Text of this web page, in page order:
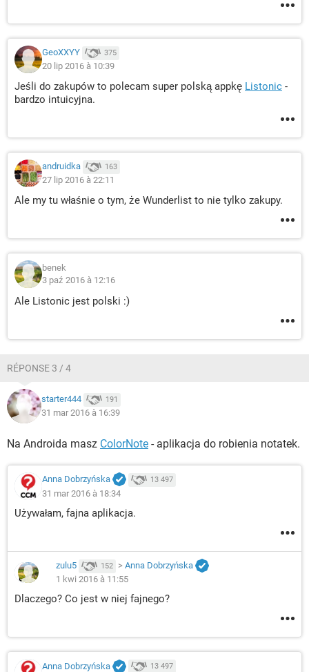
GeoXXYY 375
20 lip 2016 à 10:39
Jeśli do zakupów to polecam super polską appkę Listonic -
bardzo intuicyjna.
andruidka 163
27 lip 2016 à 22:11
Ale my tu właśnie o tym, że Wunderlist to nie tylko zakupy.
benek
3 paź 2016 à 12:16
Ale Listonic jest polski :)
RÉPONSE 3 / 4
starter444 191
31 mar 2016 à 16:39
Na Androida masz ColorNote - aplikacja do robienia notatek.
Anna Dobrzyńska 13 497
31 mar 2016 à 18:34
Używałam, fajna aplikacja.
zulu5 152 > Anna Dobrzyńska
1 kwi 2016 à 11:55
Dlaczego? Co jest w niej fajnego?
Anna Dobrzyńska 13 497